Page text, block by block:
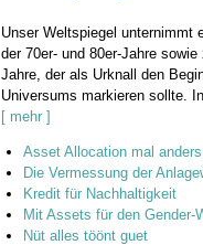
Unser Weltspiegel unternimmt
der 70er- und 80er-Jahre
Jahre, der als Urknall den
Universums markieren sollte.
[ mehr ]
Asset Allocation mal anders
Die Vermessung der
Kredit für Nachhaltigkeit
Mit Assets für den Gender-
Nüt alles töönt guet